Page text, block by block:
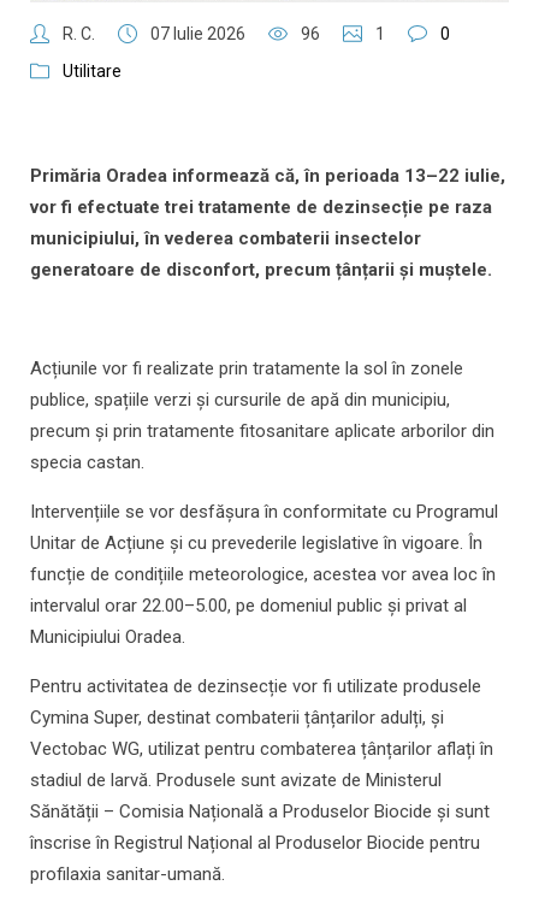
R. C. 07 Iulie 2026 96 1
0
Utilitare
Primăria Oradea informează că, în perioada 13–22 iulie,
vor fi efectuate trei tratamente de dezinsecție pe raza
municipiului, în vederea combaterii insectelor
generatoare de disconfort, precum țânțarii și muștele.
Acțiunile vor fi realizate prin tratamente la sol în zonele
publice, spațiile verzi și cursurile de apă din municipiu,
precum și prin tratamente fitosanitare aplicate arborilor din
specia castan.
Intervențiile se vor desfășura în conformitate cu Programul
Unitar de Acțiune și cu prevederile legislative în vigoare. În
funcție de condițiile meteorologice, acestea vor avea loc în
intervalul orar 22.00–5.00, pe domeniul public și privat al
Municipiului Oradea.
Pentru activitatea de dezinsecție vor fi utilizate produsele
Cymina Super, destinat combaterii țânțarilor adulți, și
Vectobac WG, utilizat pentru combaterea țânțarilor aflați în
stadiul de larvă. Produsele sunt avizate de Ministerul
Sănătății – Comisia Națională a Produselor Biocide și sunt
înscrise în Registrul Național al Produselor Biocide pentru
profilaxia sanitar-umană.